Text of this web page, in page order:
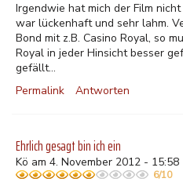
Irgendwie hat mich der Film
war lückenhaft und sehr lahm.
Bond mit z.B. Casino Royal, so
Royal in jeder Hinsicht besser
gefällt...
Permalink
Antworten
Ehrlich gesagt bin ich ein
Kö am 4. November 2012 - 15:58
6/10